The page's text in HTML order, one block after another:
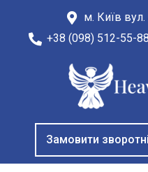
м. Київ
+38 (098) 512-55-88
Замовити